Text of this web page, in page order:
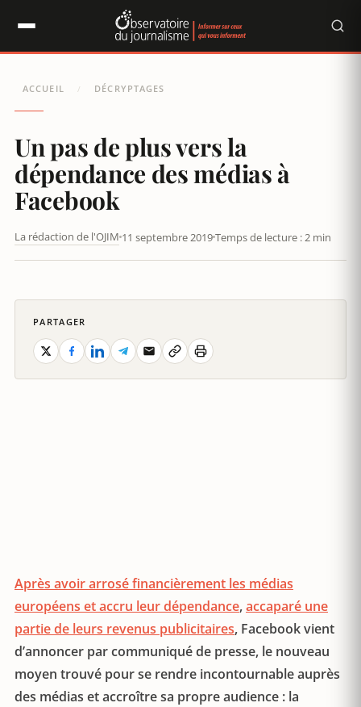
ACCUEIL / DÉCRYPTAGES
Un pas de plus vers la
dépendance des médias à
Facebook
La rédaction de l'OJIM 11 septembre 2019Temps de lecture : 2 min
Après avoir arrosé financièrement les médias
européens et accru leur dépendance,accaparé une
partie de leurs revenus publicitaires, Facebook vient
d’annoncer par communiqué de presse, le nouveau
moyen trouvé pour se rendre incontournable auprès
des médias et accroître sa propre audience : la
PARTAGER
Panneau de gestion des cookies